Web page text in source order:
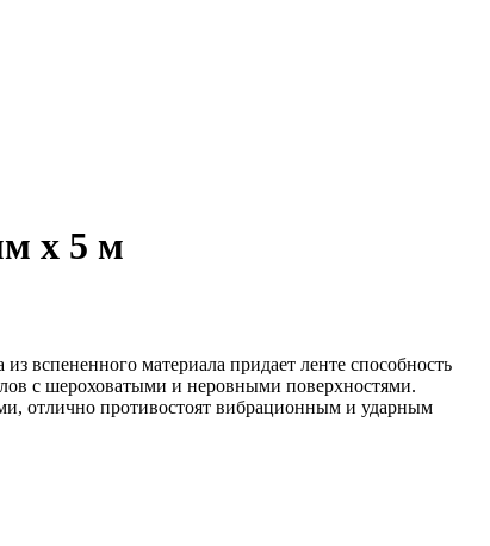
х 5 м
вспененного материала придает ленте способность
с шероховатыми и неровными поверхностями.
отлично противостоят вибрационным и ударным